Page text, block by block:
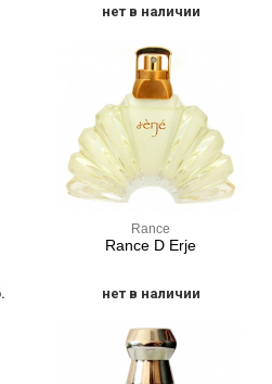
нет в наличии
Rance
Rance D Erje
нет в наличии